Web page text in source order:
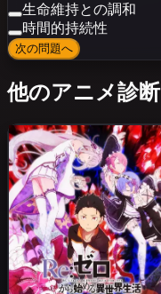
生命維持との調和
時間的持続性
次の問題へ
他のアニメ診